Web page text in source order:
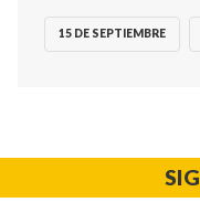
15 DE SEPTIEMBRE